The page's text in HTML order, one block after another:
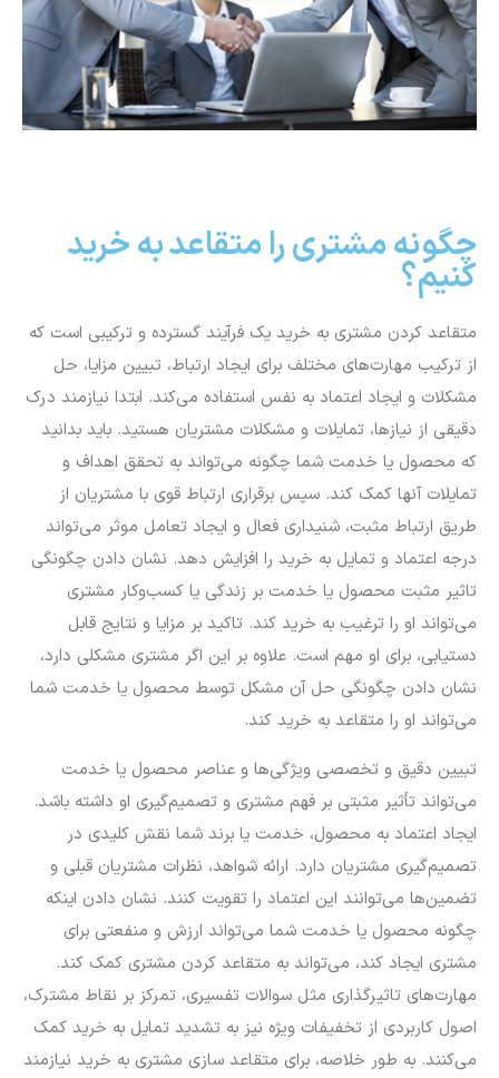
چگونه مشتری را متقاعد به خرید
کنیم؟
متقاعد کردن مشتری به خرید یک فرآیند گسترده و ترکیبی است که
از ترکیب مهارت‌های مختلف برای ایجاد ارتباط، تبیین مزایا، حل
مشکلات و ایجاد اعتماد به نفس استفاده می‌کند. ابتدا نیازمند درک
دقیقی از نیازها، تمایلات و مشکلات مشتریان هستید. باید بدانید
که محصول یا خدمت شما چگونه می‌تواند به تحقق اهداف و
تمایلات آنها کمک کند. سپس برقراری ارتباط قوی با مشتریان از
طریق ارتباط مثبت، شنیداری فعال و ایجاد تعامل موثر می‌تواند
درجه اعتماد و تمایل به خرید را افزایش دهد. نشان دادن چگونگی
تاثیر مثبت محصول یا خدمت بر زندگی یا کسب‌وکار مشتری
می‌تواند او را ترغیب به خرید کند. تاکید بر مزایا و نتایج قابل
دستیابی، برای او مهم است. علاوه بر این اگر مشتری مشکلی دارد،
نشان دادن چگونگی حل آن مشکل توسط محصول یا خدمت شما
می‌تواند او را متقاعد به خرید کند.
تبیین دقیق و تخصصی ویژگی‌ها و عناصر محصول یا خدمت
می‌تواند تأثیر مثبتی بر فهم مشتری و تصمیم‌گیری او داشته باشد.
ایجاد اعتماد به محصول، خدمت یا برند شما نقش کلیدی در
تصمیم‌گیری مشتریان دارد. ارائه شواهد، نظرات مشتریان قبلی و
تضمین‌ها می‌توانند این اعتماد را تقویت کنند. نشان دادن اینکه
چگونه محصول یا خدمت شما می‌تواند ارزش و منفعتی برای
مشتری ایجاد کند، می‌تواند به متقاعد کردن مشتری کمک کند.
مهارت‌های تاثیرگذاری مثل سوالات تفسیری، تمرکز بر نقاط مشترک،
اصول کاربردی از تخفیفات ویژه نیز به تشدید تمایل به خرید کمک
می‌کنند. به طور خلاصه، برای متقاعد سازی مشتری به خرید نیازمند